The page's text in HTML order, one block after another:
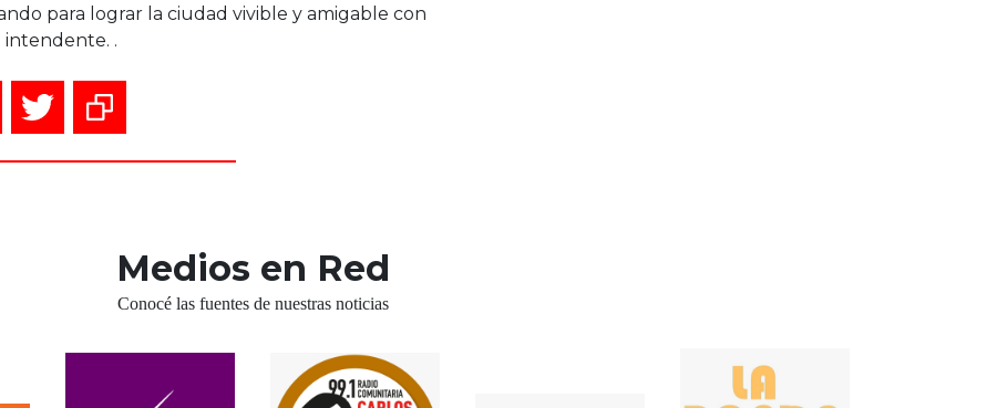
para lograr la ciudad vivible y amigable con
intendente. .
Medios en Red
Conocé las fuentes de nuestras noticias